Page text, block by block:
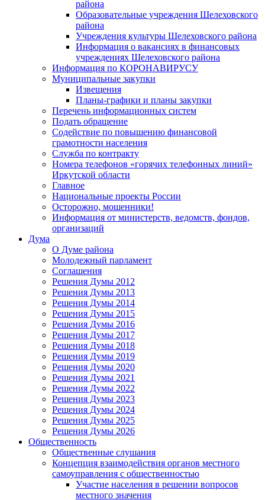
района
Образовательные учреждения Шелеховского
района
Учреждения культуры Шелеховского района
Информация о вакансиях в финансовых
учреждениях Шелеховского района
Информация по КОРОНАВИРУСУ
Муниципальные закупки
Извещения
Планы-графики и планы закупки
Перечень информационных систем
Подать обращение
Содействие по повышению финансовой
грамотности населения
Служба по контракту
Номера телефонов «горячих телефонных линий»
Иркутской области
Главное
Национальные проекты России
Осторожно, мошенники!
Информация от министерств, ведомств, фондов,
организаций
Дума
О Думе района
Молодежный парламент
Соглашения
Решения Думы 2012
Решения Думы 2013
Решения Думы 2014
Решения Думы 2015
Решения Думы 2016
Решения Думы 2017
Решения Думы 2018
Решения Думы 2019
Решения Думы 2020
Решения Думы 2021
Решения Думы 2022
Решения Думы 2023
Решения Думы 2024
Решения Думы 2025
Решения Думы 2026
Общественность
Общественные слушания
Концепция взаимодействия органов местного
самоуправления с общественностью
Участие населения в решении вопросов
местного значения